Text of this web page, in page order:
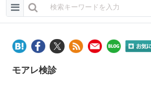
モアレ検診